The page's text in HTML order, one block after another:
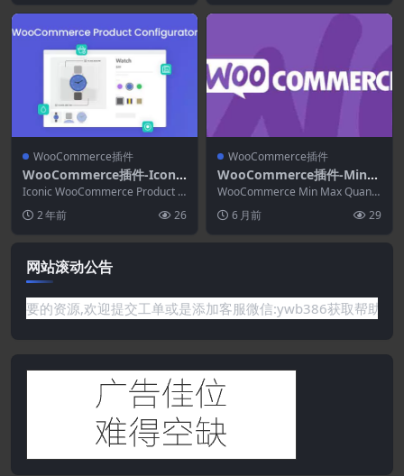
WooCommerce插件
WooCommerce插件-Iconic
WooCommerce Product C
onfigurator 1.22.0
Iconic WooCommerce Product C
onfigurator，...
2 年前 26
WooCommerce插件
WooCommerce插件-Min/
Max Quantities for WooC
ommerce 5.2.8
WooCommerce Min Max Quantit
ies 简洁的小扩展允许您...
6 月前 29
网站滚动公告
你需要的资源,欢迎提交工单或是添加客服微信:ywb386获取帮助